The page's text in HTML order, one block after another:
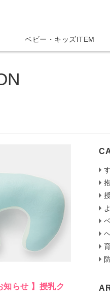
ベビー・キッズITEM
知らせ 】授乳ク